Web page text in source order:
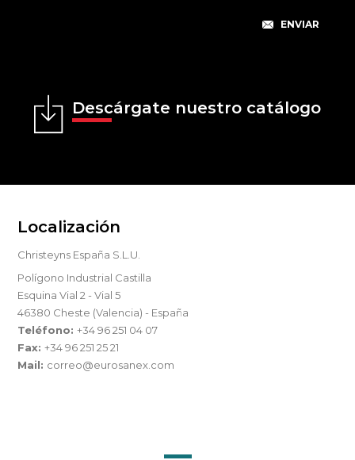
Descárgate nuestro catálogo
Localización
Christeyns España S.L.U.
Polígono Industrial Castilla
Esquina Vial 2 - Vial 5
46380 Cheste (Valencia) - España
Teléfono:+34 96 251 04 07
Fax:+34 96 251 25 21
Mail: correo@eurosanex.com